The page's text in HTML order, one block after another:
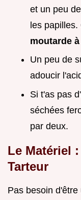
et un peu
les papilles.
moutarde
Un peu de
adoucir
Si t'as pas
séchées
par deux.
Le Matériel
Tarteur
Pas besoin